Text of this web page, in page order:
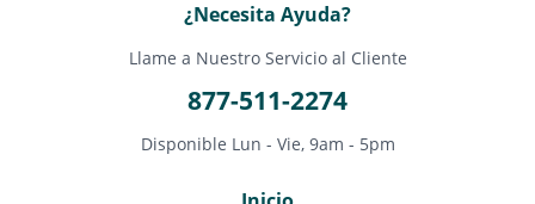
¿Necesita Ayuda?
Llame a Nuestro Servicio al Cliente
877-511-2274
Disponible Lun - Vie, 9am - 5pm